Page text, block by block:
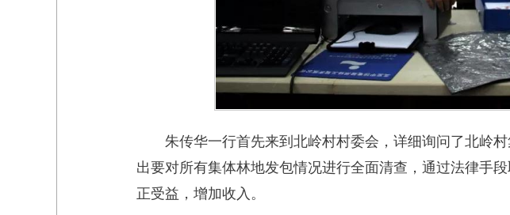
朱传华一行首先来到北岭村村委会，详细询问了北岭
出要对所有集体林地发包情况进行全面清查，通过法律手
正受益，增加收入。